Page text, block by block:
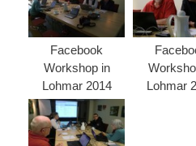
Facebook
Workshop in
Lohmar 2014
Lohmar